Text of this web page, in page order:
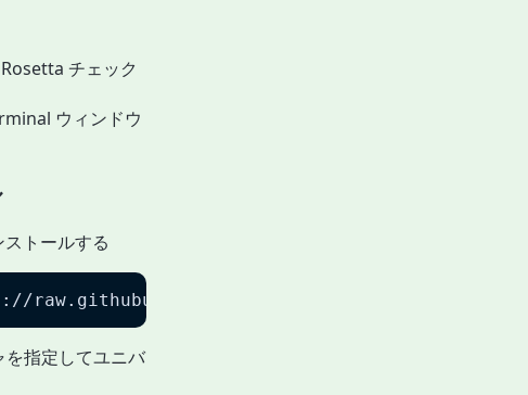
チェック
ウィンドウ
トールする
raw.githubusercontent.com/Homebrew/install/
指定してユニバ